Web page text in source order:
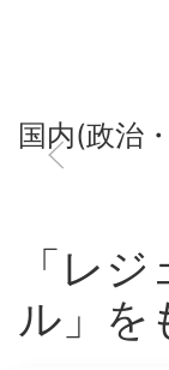
国内(政治
「レ
ル」を